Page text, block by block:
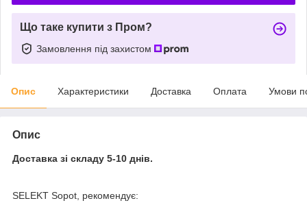
Що таке купити з Пром?
Замовлення під захистом
Опис Характеристики Доставка Оплата Умови
Опис
Доставка зі складу 5-10 днів.
SELEKT Sopot, рекомендує: